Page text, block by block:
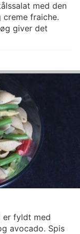
med den
fraiche.
giver det
er fyldt med
avocado. Spis